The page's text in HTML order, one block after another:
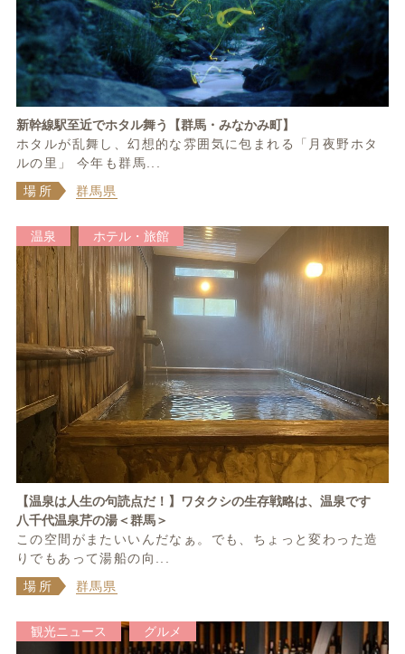
新幹線駅至近でホタル舞う【群馬・みなかみ町】
ホタルが乱舞し、幻想的な雰囲気に包まれる「月夜野ホタ
ルの里」 今年も群馬...
場所
群馬県
温泉 ホテル・旅館
【温泉は人生の句読点だ！】ワタクシの生存戦略は、温泉です
八千代温泉芹の湯＜群馬＞
この空間がまたいいんだなぁ。でも、ちょっと変わった造
りでもあって湯船の向...
場所
群馬県
観光ニュース グルメ